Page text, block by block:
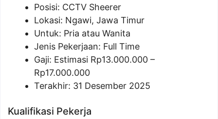
Posisi: CCTV Sheerer
Lokasi: Ngawi, Jawa Timur
Untuk: Pria atau Wanita
Jenis Pekerjaan: Full Time
Gaji: Estimasi Rp13.000.000 –
Rp17.000.000
Terakhir: 31 Desember 2025
Kualifikasi Pekerja